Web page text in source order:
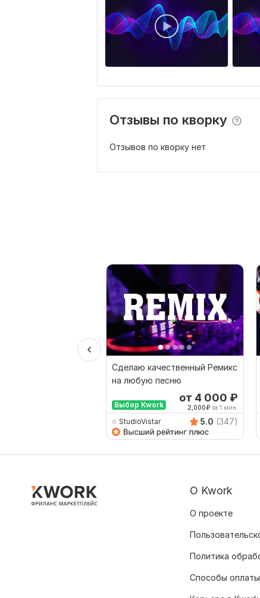
Отзывы по кворку
Отзывов по кворку нет
Сделаю качественный Ремикс
на любую песню
Выбор Kwork
от 4 000 ₽
2,000₽ за 1 мин.
StudioVistar 5.0 (347)
О Kwork
О проекте
Политика
Способы оплаты